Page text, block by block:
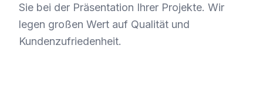
Sie bei der Präsentation Ihrer Projekte. Wir
legen großen Wert auf Qualität und
Kundenzufriedenheit.